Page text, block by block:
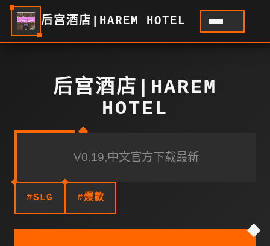
后宫酒店|HAREM HOTEL
后宫酒店|HAREM
HOTEL
V0.19,中文官方下载最新
#SLG #爆款